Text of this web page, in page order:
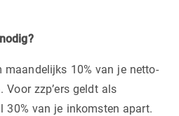
maandelijks 10% van je netto-
zzp’ers geldt als
30% van je inkomsten apart.